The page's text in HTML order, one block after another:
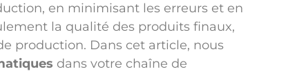
en minimisant les erreurs et en
la qualité des produits finaux,
production. Dans cet article, nous
dans votre chaîne de